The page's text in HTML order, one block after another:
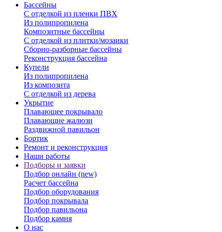
Бассейны
С отделкой из пленки ПВХ
Из полипропилена
Композитные бассейны
С отделкой из плитки/мозаики
Сборно-разборные бассейны
Реконструкция бассейна
Купели
Из полипропилена
Из композита
С отделкой из дерева
Укрытие
Плавающее покрывало
Плавающие жалюзи
Раздвижной павильон
Бортик
Ремонт и реконструкция
Наши работы
Подборы и заявки
Подбор онлайн (new)
Расчет бассейна
Подбор оборудования
Подбор покрывала
Подбор павильона
Подбор камня
О нас